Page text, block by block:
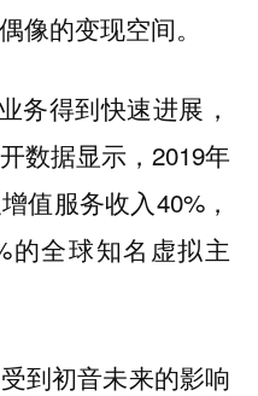
像的变现空间。
务得到快速进展，
数据显示，2019年
值服务收入40%，
的全球知名虚拟主
到初音未来的影响